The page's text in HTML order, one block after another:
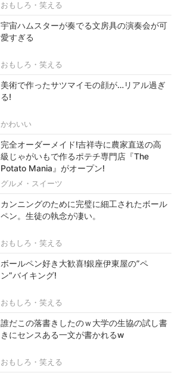
おもしろ・笑える
宇宙ハムスターが奏でる文房具の演奏会が可
愛すぎる
おもしろ・笑える
美術で作ったサツマイモの顔が…リアル過ぎ
る!
かわいい
完全オーダーメイド!吉祥寺に農家直送の高
級じゃがいもで作るポテチ専門店『The
Potato Mania』がオープン!
グルメ・スイーツ
カンニングのために完璧に細工されたボール
ペン。生徒の執念が凄い。
おもしろ・笑える
ボールペン好き大歓喜!銀座伊東屋の”ペ
ン”バイキング!
おもしろ・笑える
誰だこの落書きしたのｗ大学の生協の試し書
きにセンスある一文が書かれるw
おもしろ・笑える